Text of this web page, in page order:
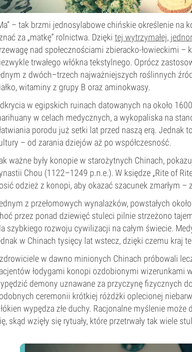
– tak brzmi jednosylabowe chińskie określenie na
za „matkę” rolnictwa. Dziękitej wytrzymałej,
nad społecznościami zbieracko-łowieckimi
trwałego włókna tekstylnego. Oprócz
z dwóch–trzech najważniejszych roślinnych
witaminy z grupy B oraz aminokwasy.
w egipskich ruinach datowanych na około
w celach medycznych, a wykopaliska na
porodu już setki lat przed naszą erą. Jednak
– od zarania dziejów aż po współczesność.
ważne były konopie w starożytnych Chinach,
Chou (1122–1249 p.n.e.). W księdze „Rite of
odzież z konopi, aby okazać szacunek zmarłym
z przełomowych wynalazków, powstałych
przez ponad dziewięć stuleci pilnie strzeżono
szybkiego rozwoju cywilizacji na całym świecie.
w Chinach tysięcy lat wstecz, dzięki czemu kraj
w dawno minionych Chinach próbowali
łodygami konopi ozdobionymi wizerunkami
demony uznawane za przyczynę fizycznych
ceremonii krótkiej różdżki oplecionej
wypędza złe duchy. Racjonalne myślenie
skąd wzięły się rytuały, które przetrwały tak wiele